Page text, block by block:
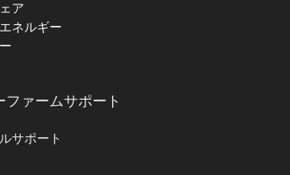
ア
ネルギー
ファームサポート
サポート